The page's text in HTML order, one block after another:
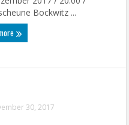
Bockwitz ...
30, 2017